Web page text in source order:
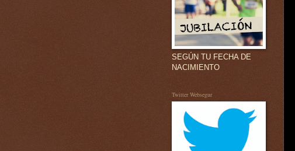
SEGÚN TU FECHA DE
NACIMIENTO
Twitter Websegur